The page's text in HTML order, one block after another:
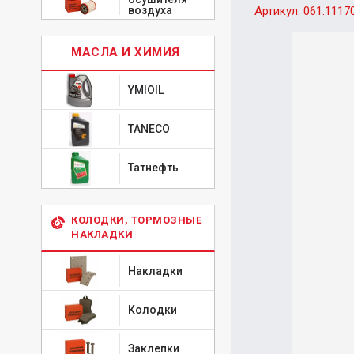
воздуха
МАСЛА И ХИМИЯ
YMIOIL
TANECO
Татнефть
КОЛОДКИ, ТОРМОЗНЫЕ
НАКЛАДКИ
Накладки
Колодки
Заклепки
Артикул: